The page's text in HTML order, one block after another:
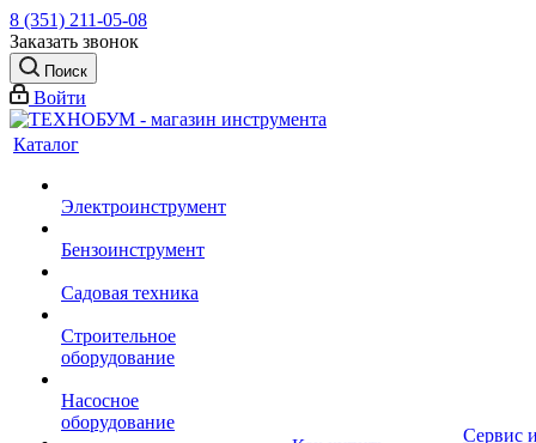
8 (351) 211-05-08
Заказать звонок
Поиск
Войти
Каталог
Электроинструмент
Бензоинструмент
Садовая техника
Строительное
оборудование
Насосное
оборудование
Сервис